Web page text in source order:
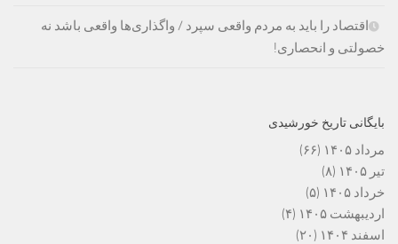
اقتصاد را باید به مردم واقعی سپرد / واگذاری‌ها واقعی باشد نه
خصولتی و انحصاری!
بایگانی تاریخ خورشیدی
مرداد ۱۴۰۵
(۶۶)
تیر ۱۴۰۵
(۸)
خرداد ۱۴۰۵
(۵)
اردیبهشت ۱۴۰۵
(۴)
اسفند ۱۴۰۴
(۲۰)